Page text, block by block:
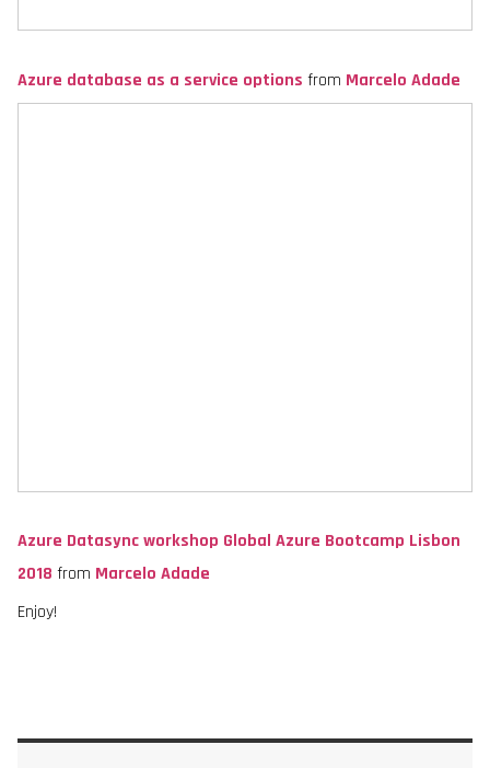
Azure database as a service options from Marcelo Adade
Azure Datasync workshop Global Azure Bootcamp Lisbon
2018 from Marcelo Adade
Enjoy!